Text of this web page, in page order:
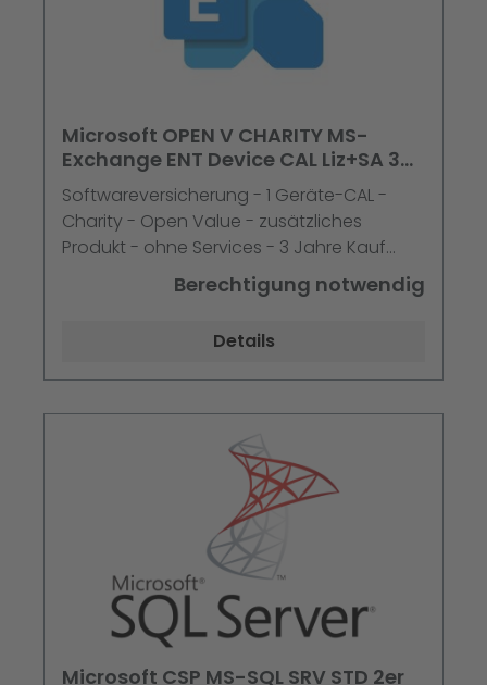
Microsoft OPEN V CHARITY MS-
Exchange ENT Device CAL Liz+SA 3
Jahre im 1. Jahr
Softwareversicherung - 1 Geräte-CAL -
Charity - Open Value - zusätzliches
Produkt - ohne Services - 3 Jahre Kauf
Jahr 1 - Win - Single Language
Berechtigung notwendig
Details
Microsoft CSP MS-SQL SRV STD 2er